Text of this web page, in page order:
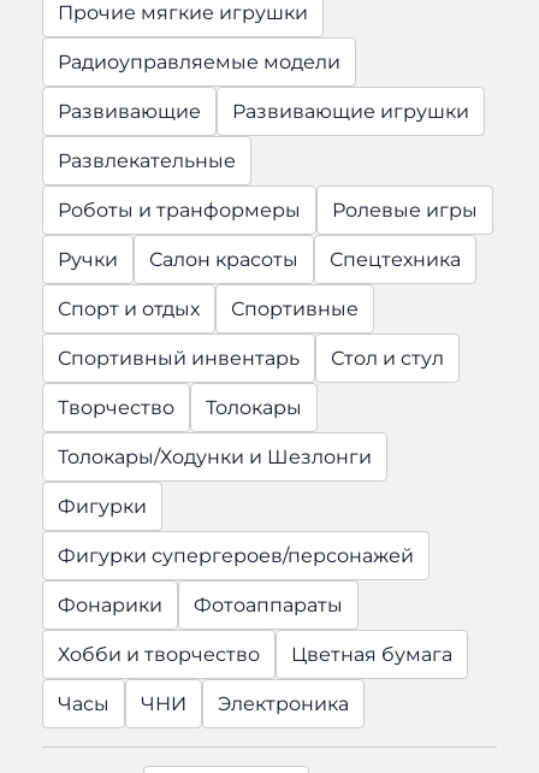
Прочие мягкие игрушки
Радиоуправляемые модели
Развивающие Развивающие игрушки
Развлекательные
Роботы и транформеры Ролевые игры
Ручки Салон красоты Спецтехника
Спорт и отдых Спортивные
Спортивный инвентарь Стол и стул
Творчество Толокары
Толокары/Ходунки и Шезлонги
Фигурки
Фигурки супергероев/персонажей
Фонарики Фотоаппараты
Хобби и творчество Цветная бумага
Часы ЧНИ Электроника